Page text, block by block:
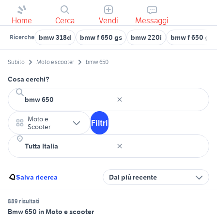
Home Cerca Vendi Messaggi
Ricerche bmw 318d bmw f 650 gs bmw 220i bmw f 650 gs
Subito Moto e scooter bmw 650
Cosa cerchi?
Moto e
Scooter
Filtri
Salva ricerca Dal più recente
889 risultati
Bmw 650 in Moto e scooter